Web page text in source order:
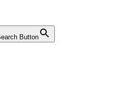
Button